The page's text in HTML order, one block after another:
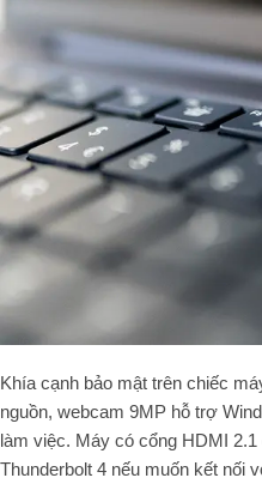
Khía cạnh bảo mật trên chiếc
nguồn, webcam 9MP hỗ trợ
làm việc. Máy có cổng HDMI
Thunderbolt 4 nếu muốn kết nối